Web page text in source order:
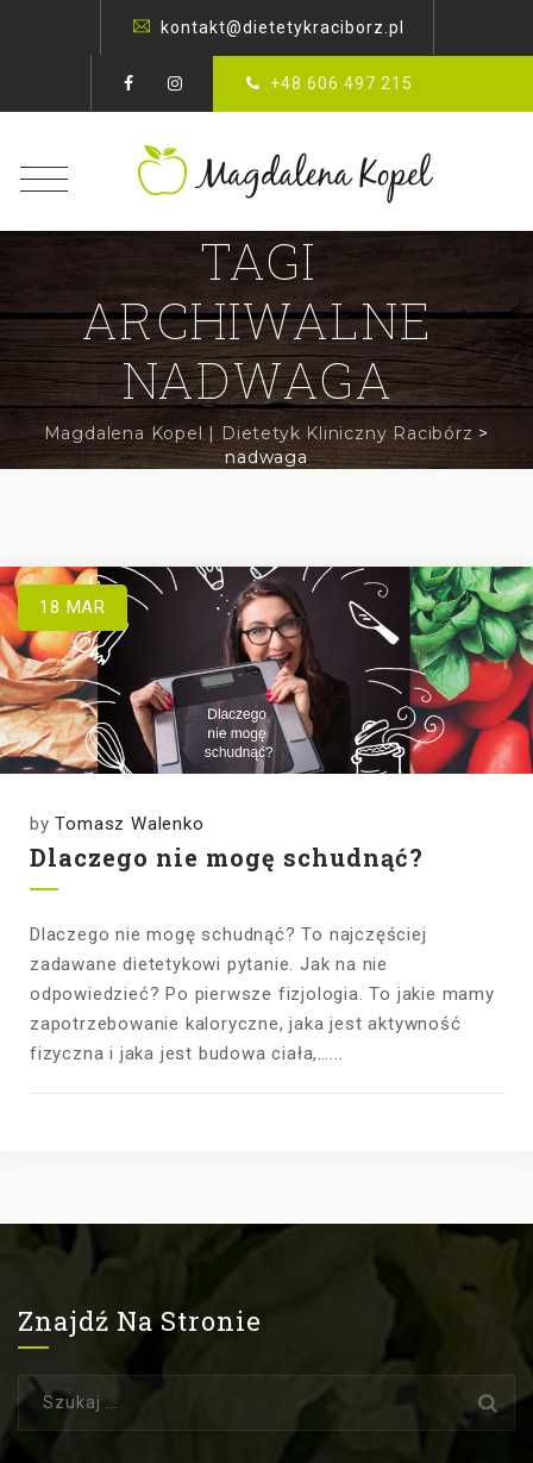
kontakt@dietetykraciborz.pl
+48 606 497 215
TAGI
ARCHIWALNE
NADWAGA
Magdalena Kopel | Dietetyk Kliniczny Racibórz >
nadwaga
18 MAR
byTomasz Walenko
Dlaczego nie mogę schudnąć?
Dlaczego nie mogę schudnąć? To najczęściej
zadawane dietetykowi pytanie. Jak na nie
odpowiedzieć? Po pierwsze fizjologia. To jakie mamy
zapotrzebowanie kaloryczne, jaka jest aktywność
fizyczna i jaka jest budowa ciała,…...
Znajdź Na Stronie
Szukaj: